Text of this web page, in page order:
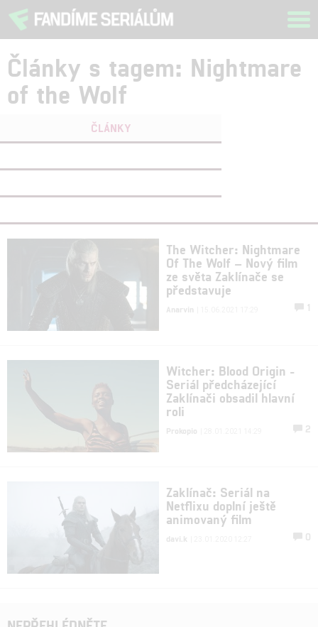
Články s tagem: Nightmare
of the Wolf
ČLÁNKY
The Witcher: Nightmare
Of The Wolf – Nový film
ze světa Zaklínače se
představuje
Anarvin 1
Witcher: Blood Origin -
Seriál předcházející
Zaklínači obsadil hlavní
roli
Prokopio 2
Zaklínač: Seriál na
Netflixu doplní ještě
animovaný film
davi.k 0